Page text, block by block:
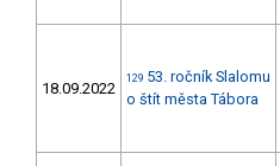
18.09.2022
129 53. ročník Slalomu
o štít města Tábora